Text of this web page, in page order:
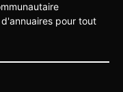
pour tout